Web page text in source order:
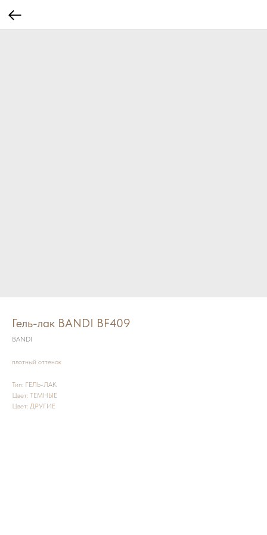
Гель-лак BANDI BF409
BANDI
плотный оттенок
Тип: ГЕЛЬ-ЛАК
Цвет: ТЕМНЫЕ
Цвет: ДРУГИЕ